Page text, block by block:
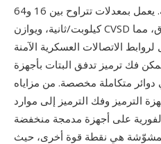
مراقبة تتابع البتات المتماثلة. يعمل بمعدلات تتراوح بين 16 و64
كيلوبت/ثانية، ويوازن CVSD بين وضوح الكلام وعرض النطاق، مما
الاتصالات العسكرية الآمنة
يمكن فك ترميز تدفق البتات بأجهزة
متكاملة مخصصة. من مزاياه
الترميز وفك الترميز إلى موارد
الفورية على أجهزة مدمجة منخفضة
هي نقطة قوة أخرى، حيث